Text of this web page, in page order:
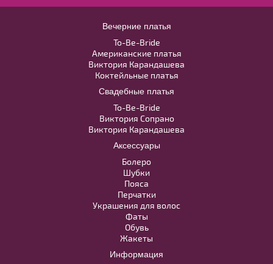
В примерочную
Купить
Вечерние платья
To-Be-Bride
Американские платья
Виктория Карандашева
Коктейльные платья
Свадебные платья
To-Be-Bride
Виктория Сопрано
Виктория Карандашева
Аксессуары
Болеро
Шубки
Пояса
Перчатки
Украшения для волос
Фаты
Обувь
Жакеты
Информация